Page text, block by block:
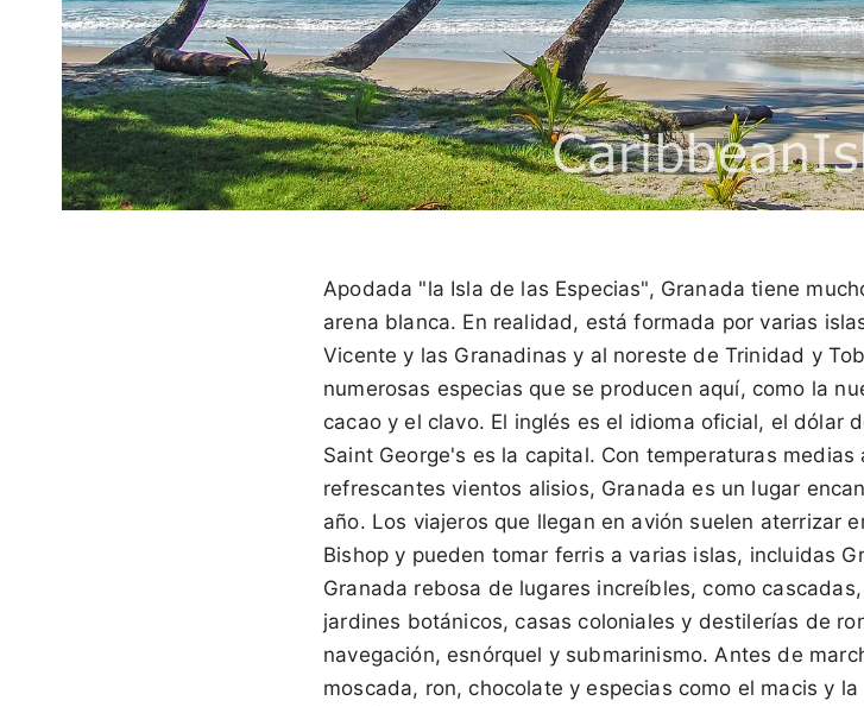
Apodada "la Isla de las Especias", Granada tiene
arena blanca. En realidad, está formada por varias
Vicente y las Granadinas y al noreste de Trinidad y
numerosas especias que se producen aquí, como la
cacao y el clavo. El inglés es el idioma oficial, el dólar
Saint George's es la capital. Con temperaturas
refrescantes vientos alisios, Granada es un lugar
año. Los viajeros que llegan en avión suelen aterrizar
Bishop y pueden tomar ferris a varias islas, incluidas
Granada rebosa de lugares increíbles, como
jardines botánicos, casas coloniales y destilerías de
navegación, esnórquel y submarinismo. Antes de
moscada, ron, chocolate y especias como el macis y